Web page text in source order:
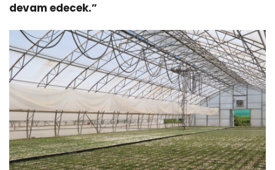
devam edecek.”